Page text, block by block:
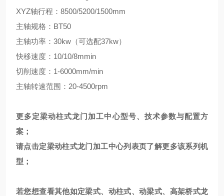
XYZ轴行程：8500/5200/1500mm
主轴规格：BT50
主轴功率：30kw（可选配37kw）
快移速度：10/10/8mmin
切削速度：1-6000mm/min
主轴转速范围：20-4500rpm
更多定梁动柱式龙门加工中心型号、技术参数与配置方
案；
请点击定梁动柱式龙门加工中心列表页了解更多该系列机
型；
若您想查看其他如定梁式、动柱式、动梁式、高架桥式龙